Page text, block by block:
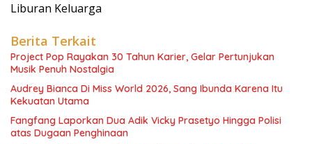
Liburan Keluarga
Berita Terkait
Project Pop Rayakan 30 Tahun Karier, Gelar Pertunjukan
Musik Penuh Nostalgia
Audrey Bianca Di Miss World 2026, Sang Ibunda Karena Itu
Kekuatan Utama
Fangfang Laporkan Dua Adik Vicky Prasetyo Hingga Polisi
atas Dugaan Penghinaan